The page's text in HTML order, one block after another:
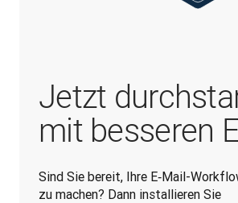
Jetzt
mit besseren
Sind Sie bereit, Ihre E‑Mail-
zu machen? Dann installieren Sie